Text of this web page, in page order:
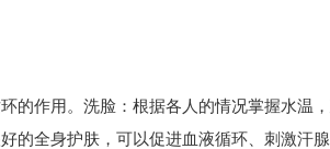
的作用。洗脸：根据各人的情况掌握水温，
的全身护肤，可以促进血液循环、刺激汗